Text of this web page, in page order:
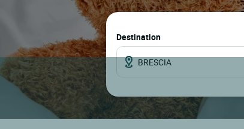
Destination